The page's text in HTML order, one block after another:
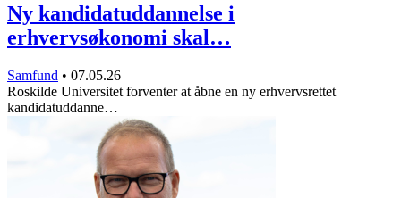
Ny kandidatuddannelse i
erhvervsøkonomi skal…
Samfund • 07.05.26
Roskilde Universitet forventer at åbne en ny erhvervsrettet
kandidatuddanne…